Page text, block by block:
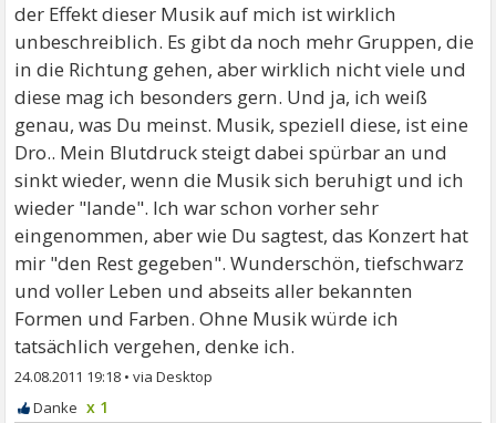
der Effekt dieser Musik auf mich ist wirklich
unbeschreiblich. Es gibt da noch mehr Gruppen, die
in die Richtung gehen, aber wirklich nicht viele und
diese mag ich besonders gern. Und ja, ich weiß
genau, was Du meinst. Musik, speziell diese, ist eine
Dro.. Mein Blutdruck steigt dabei spürbar an und
sinkt wieder, wenn die Musik sich beruhigt und ich
wieder "lande". Ich war schon vorher sehr
eingenommen, aber wie Du sagtest, das Konzert hat
mir "den Rest gegeben". Wunderschön, tiefschwarz
und voller Leben und abseits aller bekannten
Formen und Farben. Ohne Musik würde ich
tatsächlich vergehen, denke ich.
24.08.2011 19:18 •
x 1